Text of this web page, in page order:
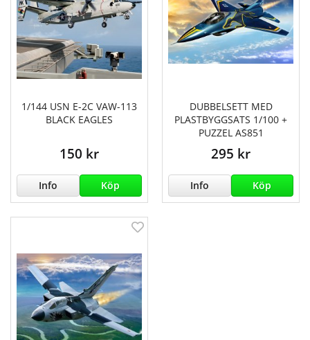
1/144 USN E-2C VAW-113
BLACK EAGLES
150 kr
Info Köp
DUBBELSETT MED
PLASTBYGGSATS 1/100 +
PUZZEL AS851
295 kr
Info Köp